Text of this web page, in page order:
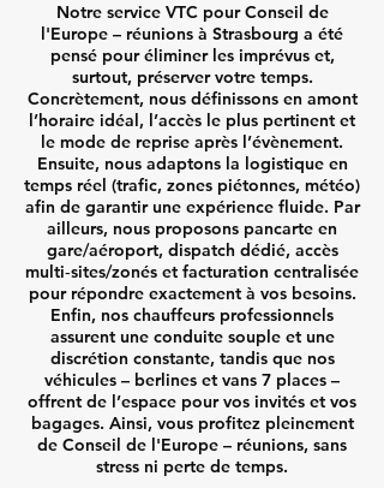
Notre service VTC pour Conseil de
l'Europe – réunions à Strasbourg a été
pensé pour éliminer les imprévus et,
surtout, préserver votre temps.
Concrètement, nous définissons en amont
l’horaire idéal, l’accès le plus pertinent et
le mode de reprise après l’évènement.
Ensuite, nous adaptons la logistique en
temps réel (trafic, zones piétonnes, météo)
afin de garantir une expérience fluide. Par
ailleurs, nous proposons pancarte en
gare/aéroport, dispatch dédié, accès
multi‑sites/zonés et facturation centralisée
pour répondre exactement à vos besoins.
Enfin, nos chauffeurs professionnels
assurent une conduite souple et une
discrétion constante, tandis que nos
véhicules – berlines et vans 7 places –
offrent de l’espace pour vos invités et vos
bagages. Ainsi, vous profitez pleinement
de Conseil de l'Europe – réunions, sans
stress ni perte de temps.